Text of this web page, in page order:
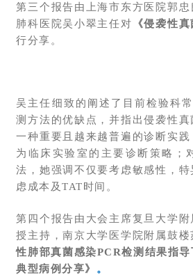
第三个报告由上海市东方医院郭
肺科医院吴小翠主任对
《侵袭性
行分享。
吴主任细致的阐述了目前检验科
测方法的优缺点，并指出侵袭性
一种重要且越来越普遍的诊断实
为临床实验室的主要诊断策略；
法，她强调不仅要考虑敏感性，
虑成本及TAT时间。
第四个报告由大会主席复旦大学
授主持，南京大学医学院附属鼓楼
性肺部真菌感染PCR检测结果指
典型病例分享》 。